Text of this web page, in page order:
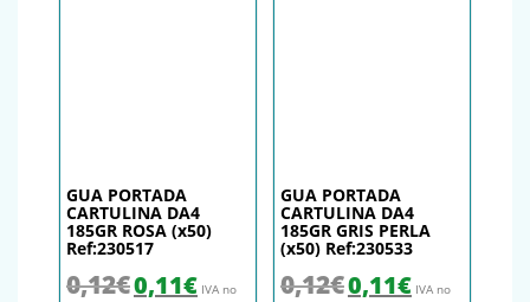
GUA PORTADA
CARTULINA DA4
185GR ROSA (x50)
Ref:230517
0,12€ El precio original era: 0,12€.
0,11€El precio actual es: 0,11€.
IVA no
GUA PORTADA
CARTULINA DA4
185GR GRIS PERLA
(x50) Ref:230533
0,12€ El precio original era: 0,12€.
0,11€El precio actual
IVA no